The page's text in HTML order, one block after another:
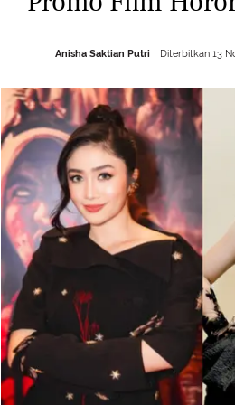
Anisha Saktian Putri Diterbitkan 13